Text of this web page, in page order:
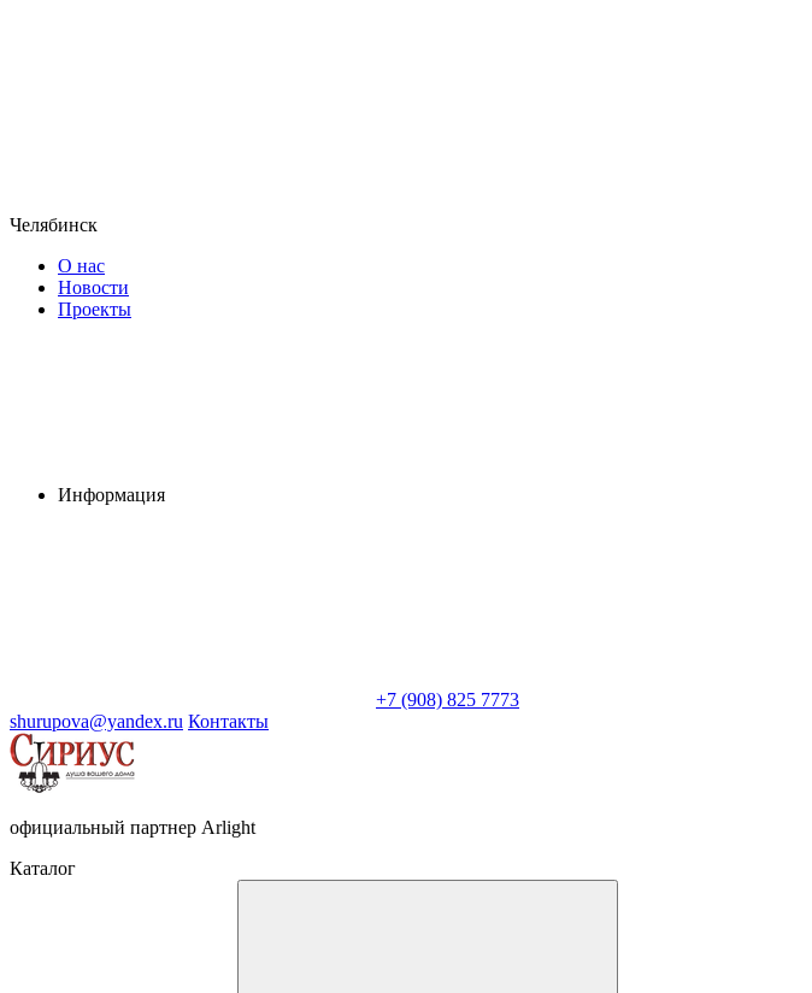
Челябинск
О нас
Новости
Проекты
Информация
+7 (908) 825 7773
shurupova@yandex.ru Контакты
официальный партнер Arlight
Каталог